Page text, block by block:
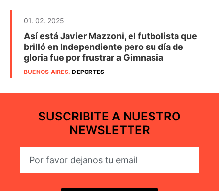
01. 02. 2025
Así está Javier Mazzoni, el futbolista que
brilló en Independiente pero su día de
gloria fue por frustrar a Gimnasia
BUENOS AIRES.DEPORTES
SUSCRIBITE A NUESTRO
NEWSLETTER